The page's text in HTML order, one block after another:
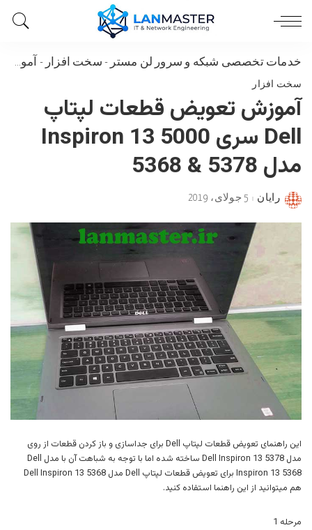
خدمات تخصصی شبکه و سرور لن مستر - سخت افزار - آموزش تعویض قطعات لپتاپ Dell سری Inspiron 13 5000 مدل 5378 & 5368
سخت افزار
آموزش تعویض قطعات لپتاپ
Dell سری Inspiron 13 5000
مدل 5378 & 5368
Posted
رایان 5 جولای، 2019
این راهنمای تعویض قطعات لپتاپ Dell برای جداسازی و باز کردن قطعات از روی
مدل Dell Inspiron 13 5378 ساخته شده اما با توجه به شباهت آن با مدل Dell
Inspiron 13 5368 برای تعویض قطعات لپتاپ Dell مدل Dell Inspiron 13 5368
هم میتوانید از این راهنما استفاده کنید.
مرحله 1